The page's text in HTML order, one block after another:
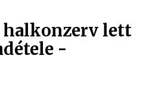
halkonzerv lett
-